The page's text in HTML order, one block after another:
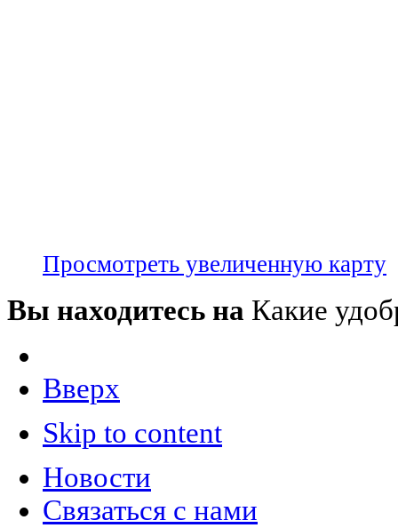
Просмотреть увеличенную карту
Вы находитесь на Какие
Вверх
Skip to content
Новости
Связаться с нами